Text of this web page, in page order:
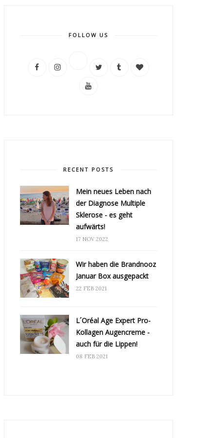
FOLLOW US
RECENT POSTS
Mein neues Leben nach
der Diagnose Multiple
Sklerose - es geht
aufwärts!
17 NOV 2022
Wir haben die Brandnooz
Januar Box ausgepackt
22 FEB 2021
L´Oréal Age Expert Pro-
Kollagen Augencreme -
auch für die Lippen!
08 FEB 2021